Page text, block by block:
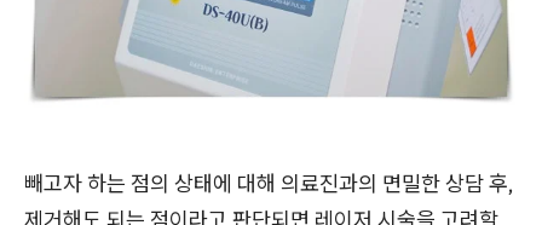
빼고자 하는 점의 상태에 대해 의료진과의 면밀한 상담 후,
제거해도 되는 점이라고 판단되면 레이저 시술을 고려할